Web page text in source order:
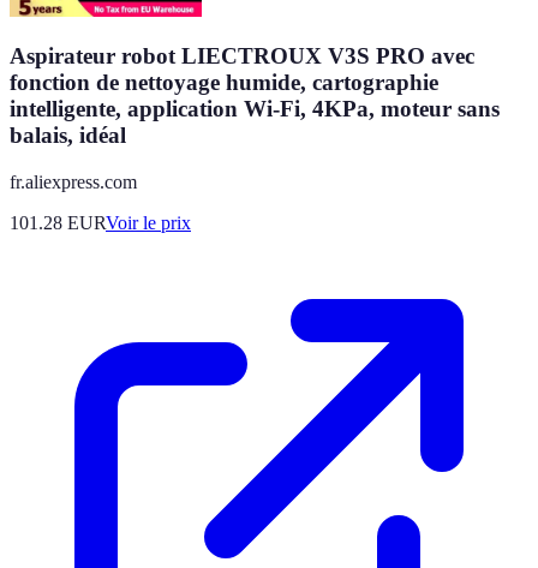
Aspirateur robot LIECTROUX V3S PRO avec
fonction de nettoyage humide, cartographie
intelligente, application Wi-Fi, 4KPa, moteur sans
balais, idéal
fr.aliexpress.com
101.28 EURVoir le prix